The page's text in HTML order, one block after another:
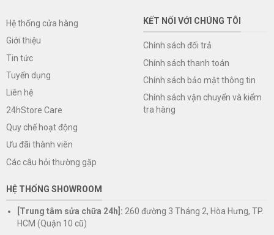
Hệ thống cửa hàng
Giới thiệu
Tin tức
Tuyển dụng
Liên hệ
24hStore Care
Quy chế hoạt động
Ưu đãi thành viên
Các câu hỏi thường gặp
KẾT NỐI VỚI CHÚNG TÔI
Chính sách đổi trả
Chính sách thanh toán
Chính sách bảo mật thông tin
Chính sách vận chuyển và kiểm
tra hàng
HỆ THỐNG SHOWROOM
[Trung tâm sửa chữa 24h]: 260 đường 3 Tháng 2, Hòa Hưng, TP.
HCM (Quận 10 cũ)